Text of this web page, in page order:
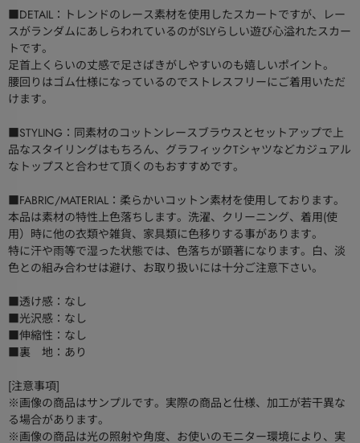
■DETAIL：トレンドのレース素材を使用したスカートですが、レー
スがランダムにあしらわれているのがSLYらしい遊び心溢れたスカー
トです。
足首上くらいの丈感で足さばきがしやすいのも嬉しいポイント。
腰回りはゴム仕様になっているのでストレスフリーにご着用いただ
けます。
■STYLING：同素材のコットンレースブラウスとセットアップで上
品なスタイリングはもちろん、グラフィックTシャツなどカジュアル
なトップスと合わせて頂くのもおすすめです。
■FABRIC/MATERIAL：柔らかいコットン素材を使用しております。
本品は素材の特性上色落ちします。洗濯、クリーニング、着用(使
用）時に他の衣類や雑貨、家具類に色移りする事があります。
特に汗や雨等で湿った状態では、色落ちが顕著になります。白、淡
色との組み合わせは避け、お取り扱いには十分ご注意下さい。
■透け感：なし
■光沢感：なし
■伸縮性：なし
■裏 地：あり
[注意事項]
※画像の商品はサンプルです。実際の商品と仕様、加工が若干異な
る場合があります。
※画像の商品は光の照射や角度、お使いのモニター環境により、実